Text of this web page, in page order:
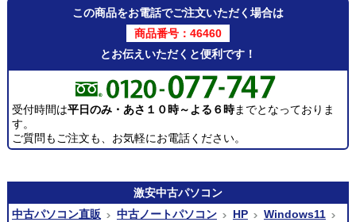
この商品をお電話でご注文いただく場合は
商品番号：46460
とお伝えいただくと便利です！
受付時間は平日のみ・あさ１０時～よる６時までとなっておりま
す。
ご質問もご注文も、お気軽にお電話ください。
激安中古パソコン
中古パソコン直販
中古ノートパソコン HP
Windows11